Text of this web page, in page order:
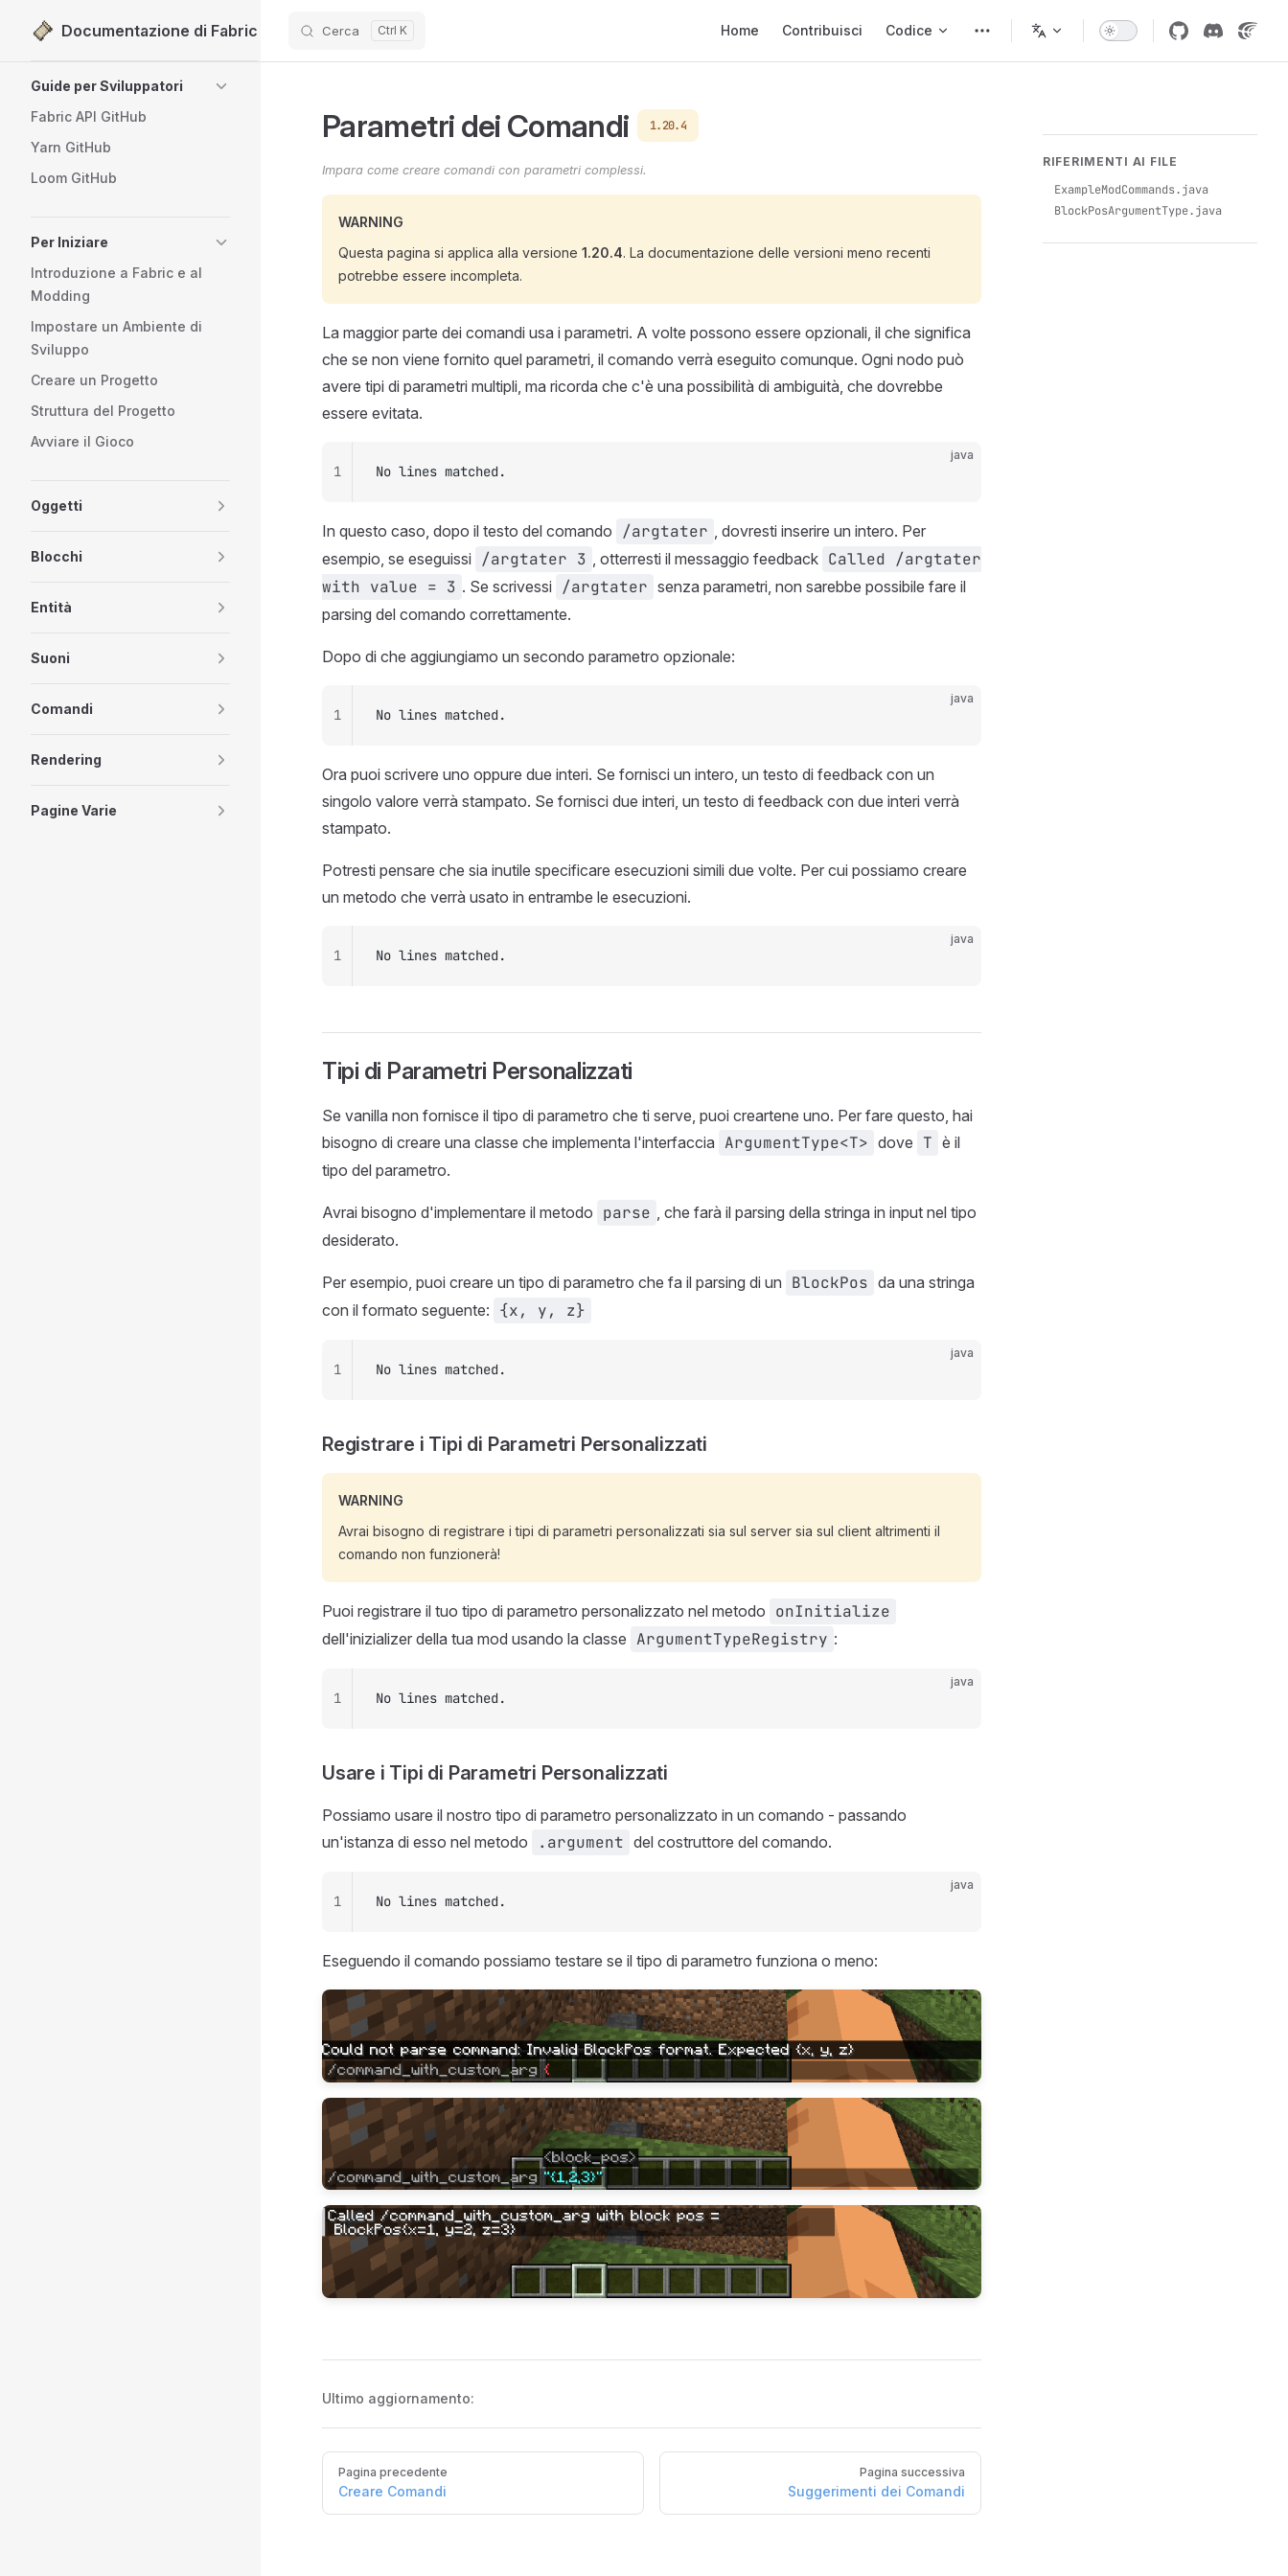
Passa al contenuto
Documentazione di Fabric Cerca Home Contribuisci Codice
Guide per Sviluppatori
Fabric API GitHub
Yarn GitHub
Loom GitHub
Per Iniziare
Introduzione a Fabric e al
Modding
Impostare un Ambiente di
Sviluppo
Creare un Progetto
Struttura del Progetto
Avviare il Gioco
Oggetti
Blocchi
Entità
Suoni
Comandi
Rendering
Pagine Varie
RIFERIMENTI AI FILE
ExampleModCommands.java
BlockPosArgumentType.java
Parametri dei Comandi 1.20.4
Impara come creare comandi con parametri complessi.
WARNING
Questa pagina si applica alla versione 1.20.4. La documentazione delle versioni meno recenti
potrebbe essere incompleta.
La maggior parte dei comandi usa i parametri. A volte possono essere opzionali, il che significa
che se non viene fornito quel parametri, il comando verrà eseguito comunque. Ogni nodo può
avere tipi di parametri multipli, ma ricorda che c'è una possibilità di ambiguità, che dovrebbe
essere evitata.
java
No lines matched.
1
In questo caso, dopo il testo del comando /argtater , dovresti inserire un intero. Per
esempio, se eseguissi
/argtater 3 , otterresti il messaggio feedback Called /argtater
with value = 3 . Se scrivessi /argtater senza parametri, non sarebbe possibile fare il
parsing del comando correttamente.
Dopo di che aggiungiamo un secondo parametro opzionale:
java
No lines matched.
1
Ora puoi scrivere uno oppure due interi. Se fornisci un intero, un testo di feedback con un
singolo valore verrà stampato. Se fornisci due interi, un testo di feedback con due interi verrà
stampato.
Potresti pensare che sia inutile specificare esecuzioni simili due volte. Per cui possiamo creare
un metodo che verrà usato in entrambe le esecuzioni.
java
No lines matched.
1
Tipi di Parametri Personalizzati
Se vanilla non fornisce il tipo di parametro che ti serve, puoi creartene uno. Per fare questo, hai
bisogno di creare una classe che implementa l'interfaccia ArgumentType<T> dove T è il
tipo del parametro.
Avrai bisogno d'implementare il metodo parse , che farà il parsing della stringa in input nel tipo
desiderato.
Per esempio, puoi creare un tipo di parametro che fa il parsing di un BlockPos da una stringa
con il formato seguente: {x, y, z}
java
No lines matched.
1
Registrare i Tipi di Parametri Personalizzati
WARNING
Avrai bisogno di registrare i tipi di parametri personalizzati sia sul server sia sul client altrimenti il
comando non funzionerà!
Puoi registrare il tuo tipo di parametro personalizzato nel metodo onInitialize
dell'inizializer della tua mod usando la classe ArgumentTypeRegistry :
java
No lines matched.
1
Usare i Tipi di Parametri Personalizzati
Possiamo usare il nostro tipo di parametro personalizzato in un comando - passando
un'istanza di esso nel metodo
.argument del costruttore del comando.
java
No lines matched.
1
Eseguendo il comando possiamo testare se il tipo di parametro funziona o meno:
Ultimo aggiornamento:
Pager
Pagina precedente
Creare Comandi
Pagina successiva
Suggerimenti dei Comandi